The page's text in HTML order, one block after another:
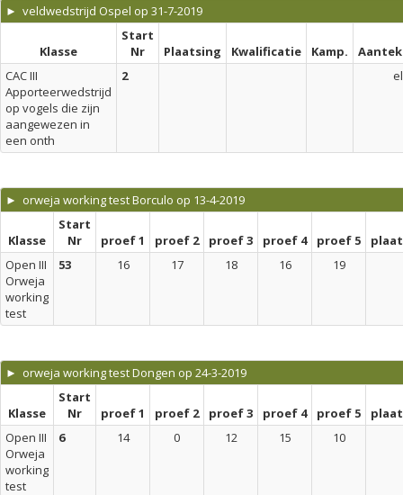
► veldwedstrijd Ospel op 31-7-2019
Klasse
Start
Nr
Plaatsing Kwalificatie Kamp.
CAC III
Apporteerwedstrijd
op vogels die zijn
aangewezen in
een onth
2 el
► orweja working test Borculo op 13-4-2019
Klasse
Start
Nr
proef 1 proef 2 proef 3 proef 4 proef 5
Open III
Orweja
working
test
53 16 17 18 16 19
► orweja working test Dongen op 24-3-2019
Klasse
Start
Nr
proef 1 proef 2 proef 3 proef 4 proef 5
Open III
Orweja
working
test
6 14 0 12 15 10